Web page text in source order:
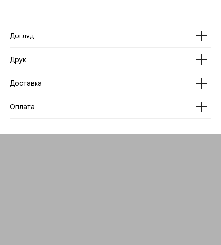
Догляд
Друк
Доставка
Оплата